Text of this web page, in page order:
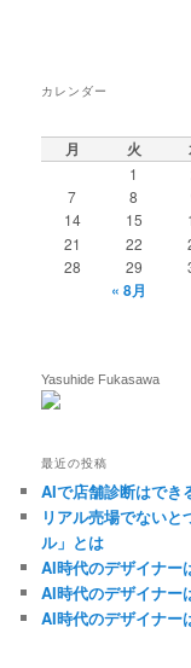
カレンダー
月 火
1
7
8
14
15
21 22
28
29
« 8月
Yasuhide Fukasawa
最近の投稿
AIで店舗診断はでき
リアル売場でない
ル」とは
AI時代のデザイナー
AI時代のデザイナー
AI時代のデザイナー